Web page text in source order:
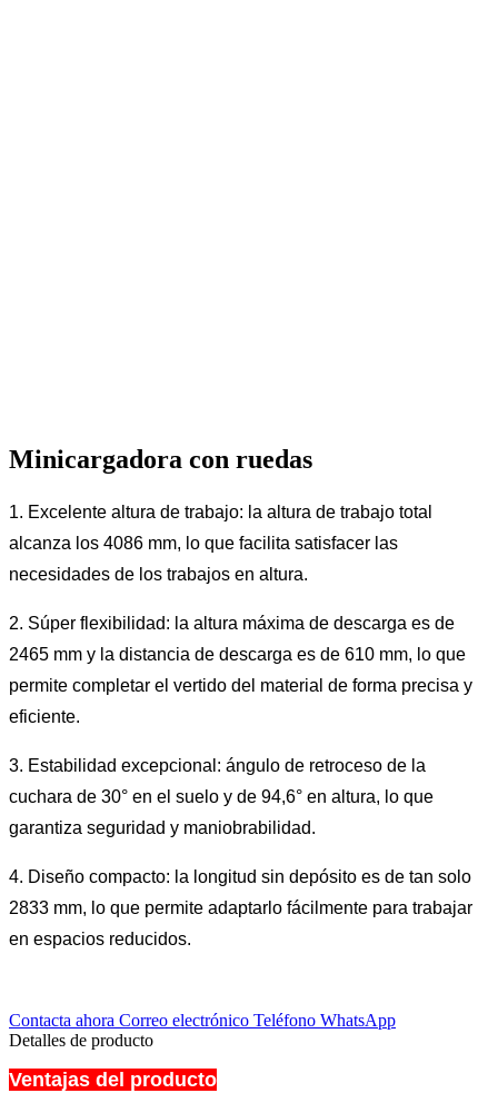
Minicargadora con ruedas
1. Excelente altura de trabajo: la altura de trabajo total
alcanza los 4086 mm, lo que facilita satisfacer las
necesidades de los trabajos en altura.
2. Súper flexibilidad: la altura máxima de descarga es de
2465 mm y la distancia de descarga es de 610 mm, lo que
permite completar el vertido del material de forma precisa y
eficiente.
3. Estabilidad excepcional: ángulo de retroceso de la
cuchara de 30° en el suelo y de 94,6° en altura, lo que
garantiza seguridad y maniobrabilidad.
4. Diseño compacto: la longitud sin depósito es de tan solo
2833 mm, lo que permite adaptarlo fácilmente para trabajar
en espacios reducidos.
Contacta ahora Correo electrónico Teléfono WhatsApp
Detalles de producto
Ventajas del producto